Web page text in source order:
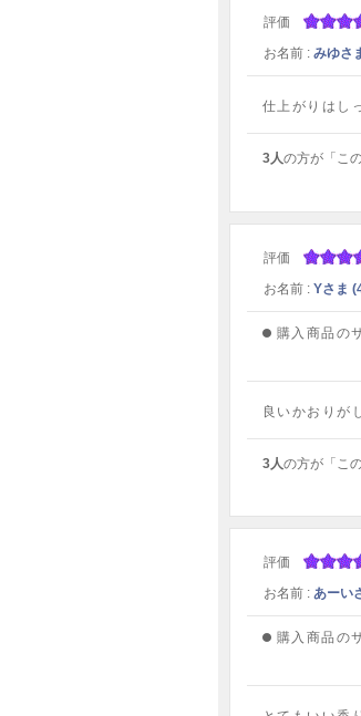
評価
お名前 : みゆさ
仕上がりはし
3人の方が「こ
評価
お名前 : Yさま
購入商品の
良いかおりが
3人の方が「こ
評価
お名前 : あーい
購入商品の